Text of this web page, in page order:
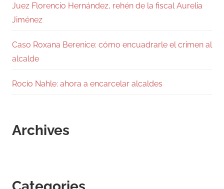
Juez Florencio Hernández, rehén de la fiscal Aurelia
Jiménez
Caso Roxana Berenice: cómo encuadrarle el crimen al
alcalde
Rocío Nahle: ahora a encarcelar alcaldes
Archives